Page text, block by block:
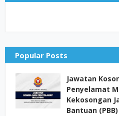
Popular Posts
Jawatan
Penyelamat
Kekosongan
Bantuan (PBB)